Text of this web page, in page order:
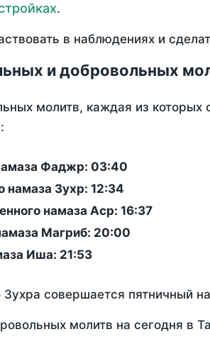
.
в наблюдениях и
и добровольных
молитв, каждая из
Фаджр: 03:40
намаза Зухр: 12:34
намаза Аср: 16:37
Магриб: 20:00
Иша: 21:53
Зухра совершается пятничный
молитв на сегодня в